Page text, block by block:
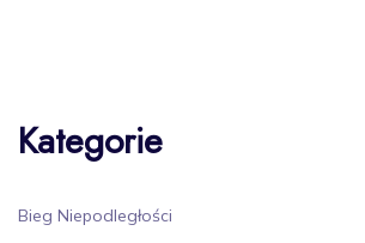
Kategorie
Bieg Niepodległości